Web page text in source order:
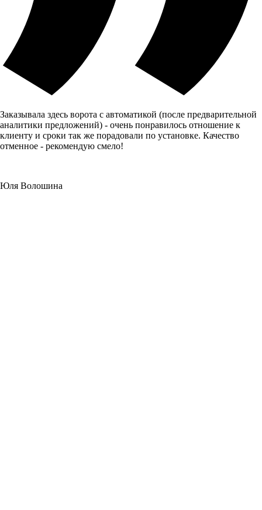
Заказывала здесь ворота с автоматикой (после предварительной
аналитики предложений) - очень понравилось отношение к
клиенту и сроки так же порадовали по установке. Качество
отменное - рекомендую смело!
Юля Волошина